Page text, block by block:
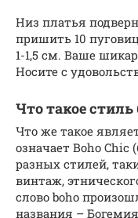
Низ платья
пришить 10
1-1,5 см. Ваше
Носите с
Что такое стиль
Что же такое
означает Boho Chic
разных стилей,
винтаж,
слово boho
названия –